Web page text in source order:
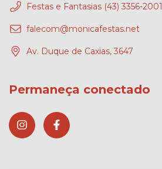
Festas e Fantasias (43) 3356-2001
falecom@monicafestas.net
Av. Duque de Caxias, 3647
Permaneça conectado